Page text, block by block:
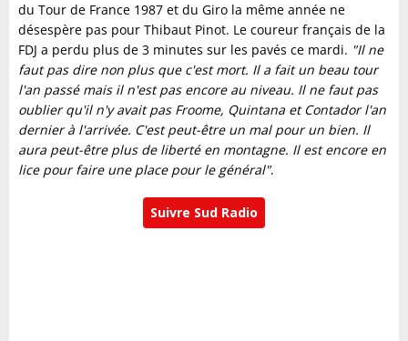
du Tour de France 1987 et du Giro la même année ne
désespère pas pour Thibaut Pinot. Le coureur français de la
FDJ a perdu plus de 3 minutes sur les pavés ce mardi. "Il ne
faut pas dire non plus que c'est mort. Il a fait un beau tour
l'an passé mais il n'est pas encore au niveau. Il ne faut pas
oublier qu'il n'y avait pas Froome, Quintana et Contador l'an
dernier à l'arrivée. C'est peut-être un mal pour un bien. Il
aura peut-être plus de liberté en montagne. Il est encore en
lice pour faire une place pour le général".
Suivre Sud Radio